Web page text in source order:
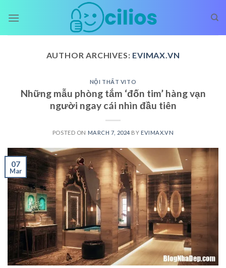
AUTHOR ARCHIVES: EVIMAX.VN
NỘI THẤT VITO
Những mẫu phòng tắm ‘đốn tim’ hàng vạn
người ngay cái nhìn đầu tiên
POSTED ON MARCH 7, 2024 BY EVIMAX.VN
07
Mar